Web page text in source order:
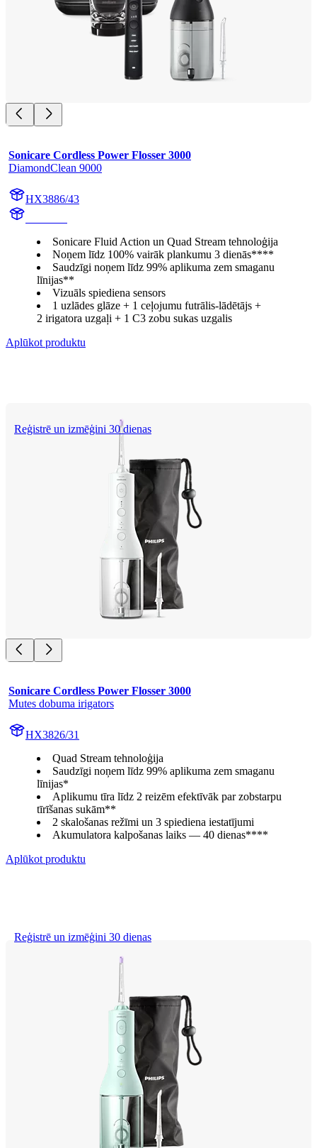
Sonicare Cordless Power Flosser 3000
DiamondClean 9000
HX3886/43
Sonicare Fluid Action un Quad Stream tehnoloģija
Noņem līdz 100% vairāk plankumu 3 dienās****
Saudzīgi noņem līdz 99% aplikuma zem smaganu
līnijas**
Vizuāls spiediena sensors
1 uzlādes glāze + 1 ceļojumu futrālis-lādētājs +
2 irigatora uzgaļi + 1 C3 zobu sukas uzgalis
Aplūkot produktu
Reģistrē un izmēģini 30 dienas
Sonicare Cordless Power Flosser 3000
Mutes dobuma irigators
HX3826/31
Quad Stream tehnoloģija
Saudzīgi noņem līdz 99% aplikuma zem smaganu
līnijas*
Aplikumu tīra līdz 2 reizēm efektīvāk par zobstarpu
tīrīšanas sukām**
2 skalošanas režīmi un 3 spiediena iestatījumi
Akumulatora kalpošanas laiks — 40 dienas****
Aplūkot produktu
Reģistrē un izmēģini 30 dienas